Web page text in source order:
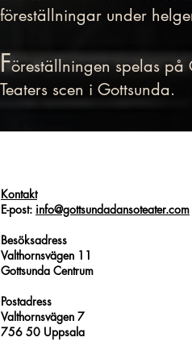
föreställningar under
Föreställningen spelas på
Teaters scen i Gottsunda.
Kontakt
E-post: info@gottsundadansoteater.com
Besöksadress
Valthornsvägen 11
Gottsunda Centrum
Postadress
Valthornsvägen 7
756 50 Uppsala